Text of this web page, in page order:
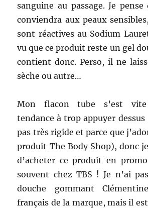
sanguine au passage. Je
conviendra aux peaux
sont réactives au Sodium
vu que ce produit reste un gel
contient donc. Perso, il ne
sèche ou autre…
Mon flacon tube s’est vite
tendance à trop appuyer dessus
pas très rigide et parce que
produit The Body Shop), donc
d’acheter ce produit en
souvent chez TBS ! Je n’ai
douche gommant
français de la marque, mais il